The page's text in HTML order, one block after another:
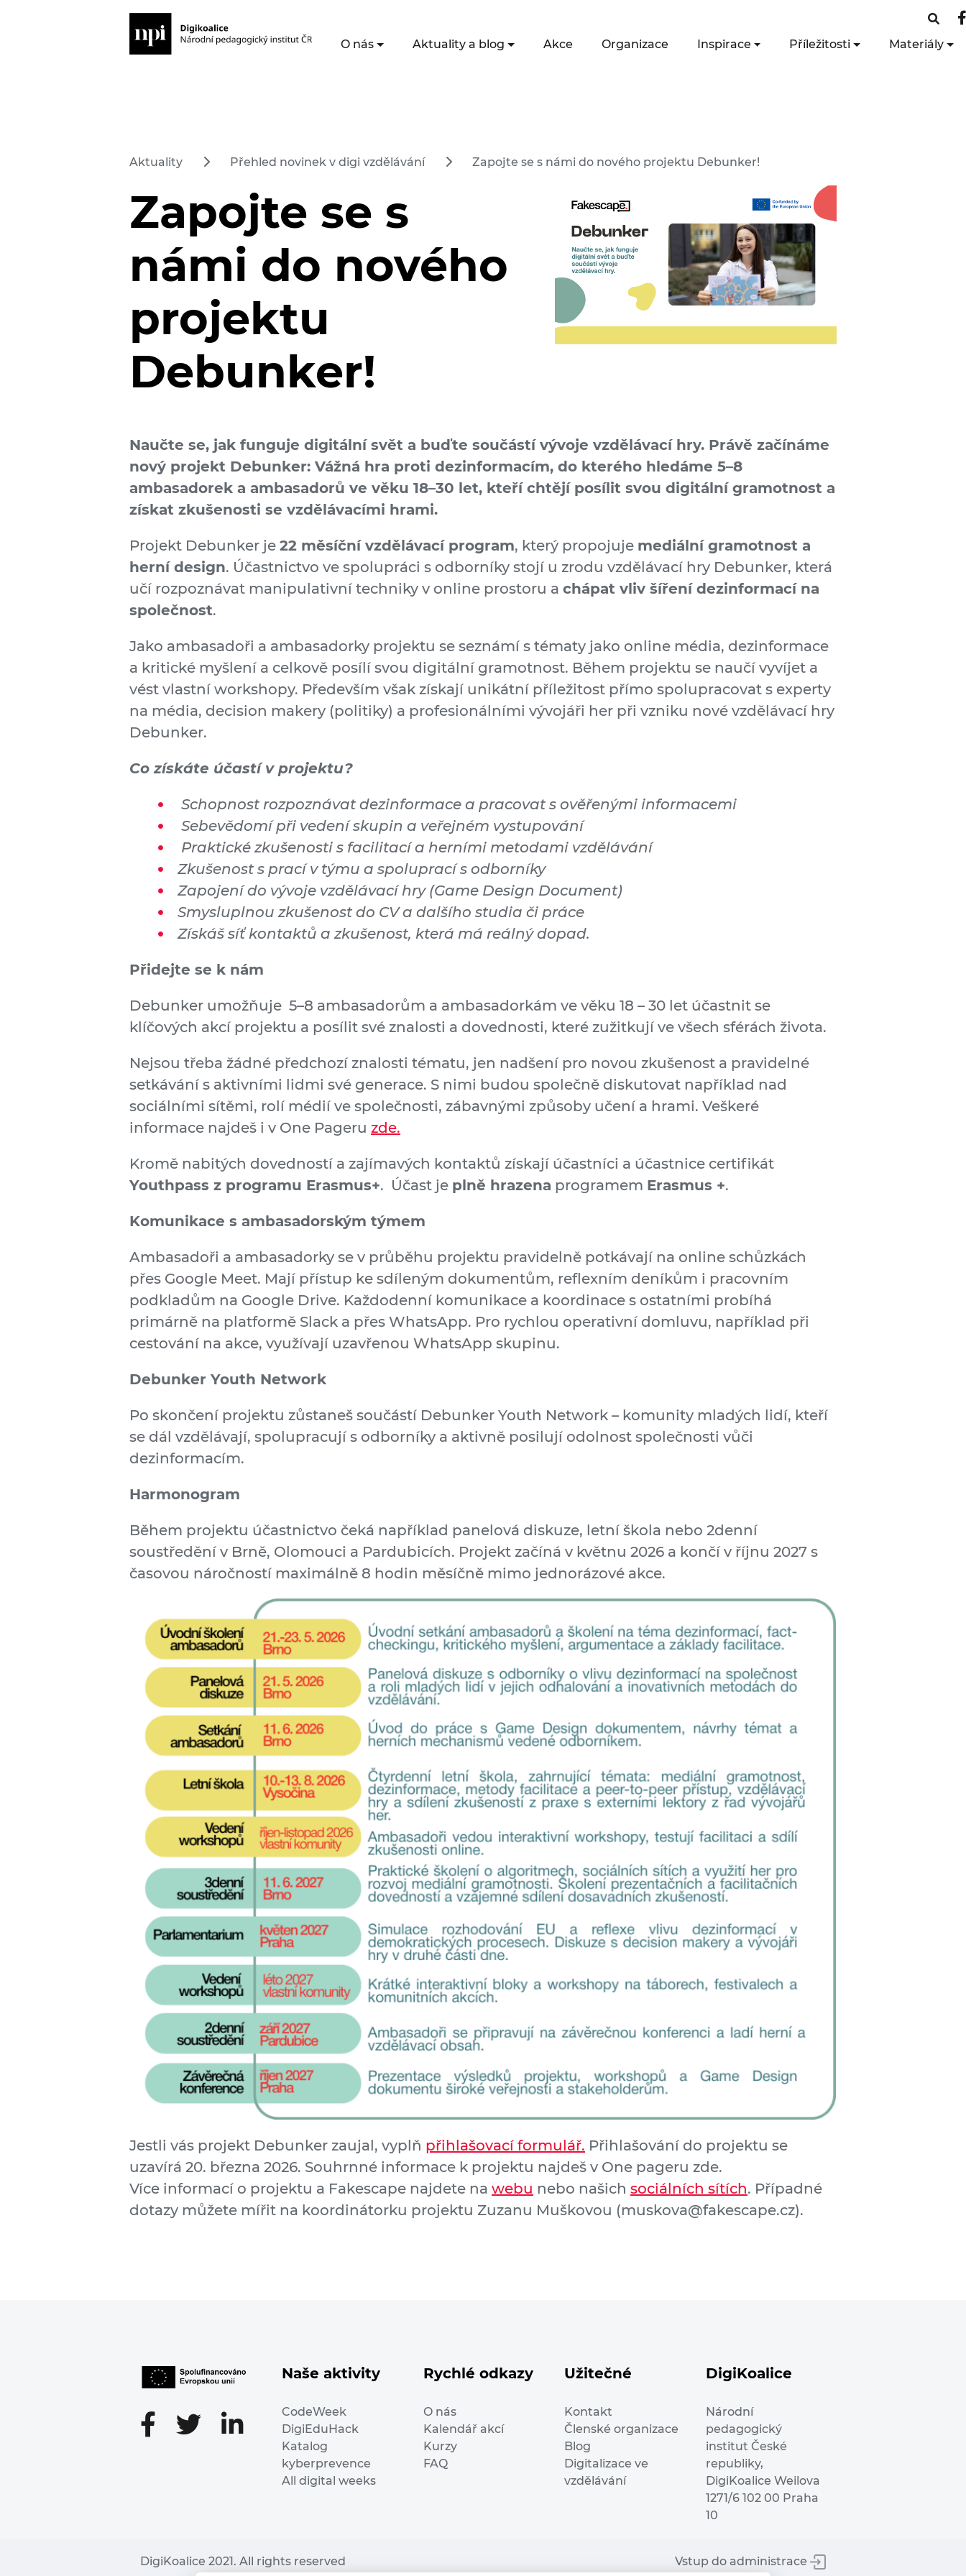
O nás Aktuality a blog Akce Organizace Inspirace Příležitosti Materiály
Aktuality Přehled novinek v digi vzdělávání Zapojte se s námi do nového projektu Debunker!
Zapojte se s
námi do nového
projektu
Debunker!
Naučte se, jak funguje digitální svět a buďte součástí vývoje vzdělávací hry. Právě začínáme
nový projekt Debunker: Vážná hra proti dezinformacím, do kterého hledáme 5–8
ambasadorek a ambasadorů ve věku 18–30 let, kteří chtějí posílit svou digitální gramotnost a
získat zkušenosti se vzdělávacími hrami.
Projekt Debunker je 22 měsíční vzdělávací program, který propojuje mediální gramotnost a
herní design. Účastnictvo ve spolupráci s odborníky stojí u zrodu vzdělávací hry Debunker, která
učí rozpoznávat manipulativní techniky v online prostoru a chápat vliv šíření dezinformací na
společnost.
Jako ambasadoři a ambasadorky projektu se seznámí s tématy jako online média, dezinformace
a kritické myšlení a celkově posílí svou digitální gramotnost. Během projektu se naučí vyvíjet a
vést vlastní workshopy. Především však získají unikátní příležitost přímo spolupracovat s experty
na média, decision makery (politiky) a profesionálními vývojáři her při vzniku nové vzdělávací hry
Debunker.
Co získáte účastí v projektu?
Schopnost rozpoznávat dezinformace a pracovat s ověřenými informacemi
Sebevědomí při vedení skupin a veřejném vystupování
Praktické zkušenosti s facilitací a herními metodami vzdělávání
Zkušenost s prací v týmu a spoluprací s odborníky
Zapojení do vývoje vzdělávací hry (Game Design Document)
Smysluplnou zkušenost do CV a dalšího studia či práce
Získáš síť kontaktů a zkušenost, která má reálný dopad.
Přidejte se k nám
Debunker umožňuje 5–8 ambasadorům a ambasadorkám ve věku 18 – 30 let účastnit se
klíčových akcí projektu a posílit své znalosti a dovednosti, které zužitkují ve všech sférách života.
Nejsou třeba žádné předchozí znalosti tématu, jen nadšení pro novou zkušenost a pravidelné
setkávání s aktivními lidmi své generace. S nimi budou společně diskutovat například nad
sociálními sítěmi, rolí médií ve společnosti, zábavnými způsoby učení a hrami. Veškeré
informace najdeš i v One Pageru zde.
Kromě nabitých dovedností a zajímavých kontaktů získají účastníci a účastnice certifikát
Youthpass z programu Erasmus+. Účast je plně hrazena programem Erasmus +.
Komunikace s ambasadorským týmem
Ambasadoři a ambasadorky se v průběhu projektu pravidelně potkávají na online schůzkách
přes Google Meet. Mají přístup ke sdíleným dokumentům, reflexním deníkům i pracovním
podkladům na Google Drive. Každodenní komunikace a koordinace s ostatními probíhá
primárně na platformě Slack a přes WhatsApp. Pro rychlou operativní domluvu, například při
cestování na akce, využívají uzavřenou WhatsApp skupinu.
Debunker Youth Network
Po skončení projektu zůstaneš součástí Debunker Youth Network – komunity mladých lidí, kteří
se dál vzdělávají, spolupracují s odborníky a aktivně posilují odolnost společnosti vůči
dezinformacím.
Harmonogram
Během projektu účastnictvo čeká například panelová diskuze, letní škola nebo 2denní
soustředění v Brně, Olomouci a Pardubicích. Projekt začíná v květnu 2026 a končí v říjnu 2027 s
časovou náročností maximálně 8 hodin měsíčně mimo jednorázové akce.
Jestli vás projekt Debunker zaujal, vyplň přihlašovací formulář. Přihlašování do projektu se
uzavírá 20. března 2026. Souhrnné informace k projektu najdeš v One pageru zde.
Více informací o projektu a Fakescape najdete na webu nebo našich sociálních sítích. Případné
dotazy můžete mířit na koordinátorku projektu Zuzanu Muškovou (muskova@fakescape.cz).
Naše aktivity
CodeWeek
DigiEduHack
Katalog
kyberprevence
All digital weeks
Rychlé odkazy
O nás
Kalendář akcí
Kurzy
FAQ
Užitečné
Kontakt
Členské organizace
Blog
Digitalizace ve
vzdělávání
DigiKoalice
Národní
pedagogický
institut České
republiky,
DigiKoalice Weilova
1271/6 102 00 Praha
10
DigiKoalice 2021. All rights reserved Vstup do administrace